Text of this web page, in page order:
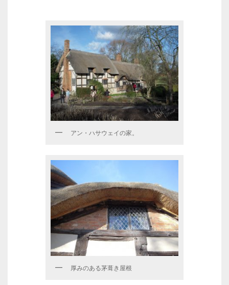
アン・ハサウェイの家。
厚みのある茅葺き屋根